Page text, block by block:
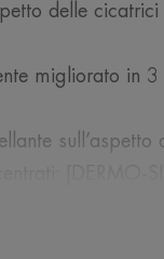
delle cicatrici
migliorato in